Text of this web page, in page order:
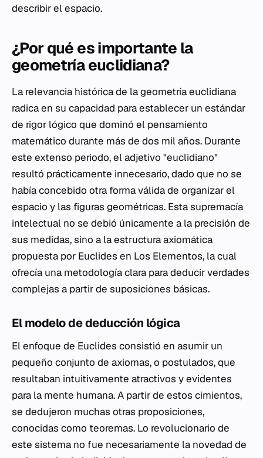
describir el espacio.
¿Por qué es importante la
geometría euclidiana?
La relevancia histórica de la geometría euclidiana
radica en su capacidad para establecer un estándar
de rigor lógico que dominó el pensamiento
matemático durante más de dos mil años. Durante
este extenso periodo, el adjetivo "euclidiano"
resultó prácticamente innecesario, dado que no se
había concebido otra forma válida de organizar el
espacio y las figuras geométricas. Esta supremacía
intelectual no se debió únicamente a la precisión de
sus medidas, sino a la estructura axiomática
propuesta por Euclides en Los Elementos, la cual
ofrecía una metodología clara para deducir verdades
complejas a partir de suposiciones básicas.
El modelo de deducción lógica
El enfoque de Euclides consistió en asumir un
pequeño conjunto de axiomas, o postulados, que
resultaban intuitivamente atractivos y evidentes
para la mente humana. A partir de estos cimientos,
se dedujeron muchas otras proposiciones,
conocidas como teoremas. Lo revolucionario de
este sistema no fue necesariamente la novedad de